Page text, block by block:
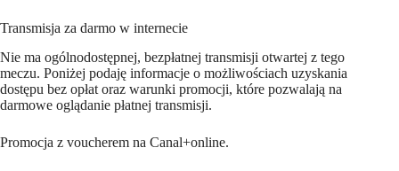
Transmisja za darmo w internecie
Nie ma ogólnodostępnej, bezpłatnej transmisji otwartej z tego
meczu. Poniżej podaję informacje o możliwościach uzyskania
dostępu bez opłat oraz warunki promocji, które pozwalają na
darmowe oglądanie płatnej transmisji.
Promocja z voucherem na Canal+online.